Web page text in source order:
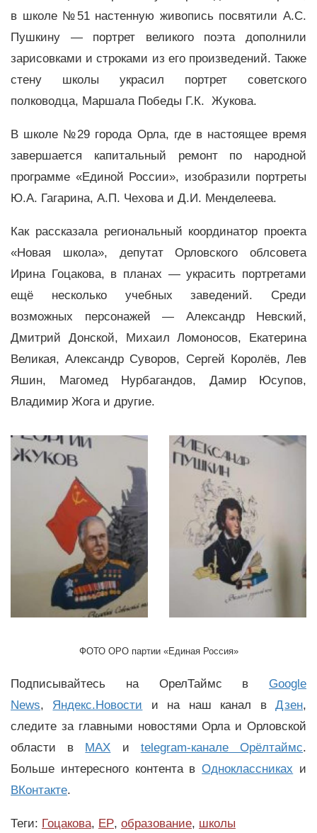
в школе №51 настенную живопись посвятили А.С.
Пушкину — портрет великого поэта дополнили
зарисовками и строками из его произведений. Также
стену школы украсил портрет советского
полководца, Маршала Победы Г.К. Жукова.
В школе №29 города Орла, где в настоящее время
завершается капитальный ремонт по народной
программе «Единой России», изобразили портреты
Ю.А. Гагарина, А.П. Чехова и Д.И. Менделеева.
Как рассказала региональный координатор проекта
«Новая школа», депутат Орловского облсовета
Ирина Гоцакова, в планах — украсить портретами
ещё несколько учебных заведений. Среди
возможных персонажей — Александр Невский,
Дмитрий Донской, Михаил Ломоносов, Екатерина
Великая, Александр Суворов, Сергей Королёв, Лев
Яшин, Магомед Нурбагандов, Дамир Юсупов,
Владимир Жога и другие.
ФОТО ОРО партии «Единая Россия»
Подписывайтесь на ОрелТаймс в Google
News, Яндекс.Новости и на наш канал вДзен,
следите за главными новостями Орла и Орловской
области в MAX и telegram-канале Орёлтаймс.
Больше интересного контента вОдноклассниках и
ВКонтакте.
Теги: Гоцакова, ЕР, образование, школы